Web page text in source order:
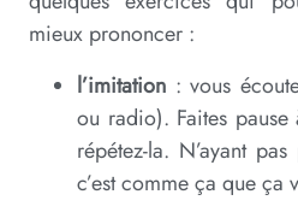
mieux prononcer :
l’imitation : vous
ou radio). Faites
répétez-la. N’ayant
c’est comme ça que ça